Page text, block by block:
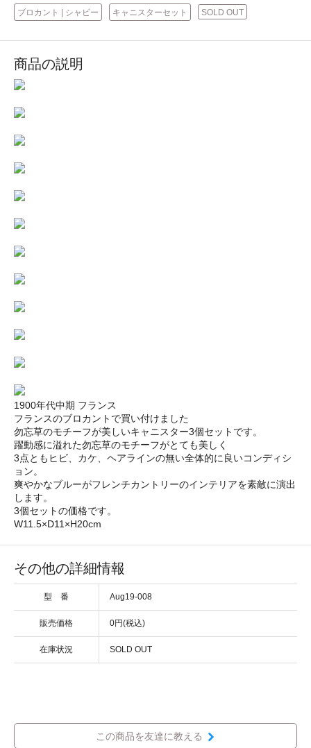
ブロカント | シャビー キャニスターセット SOLD OUT
商品の説明
1900年代中期 フランス
フランスのブロカントで買い付けました
勿忘草のモチーフが美しいキャニスター3個セットです。
躍動感に溢れた勿忘草のモチーフがとても美しく
3点ともヒビ、カケ、ヘアラインの無い全体的に良いコンディシ
ョン。
爽やかなブルーがフレンチカントリーのインテリアを素敵に演出
します。
3個セットの価格です。
W11.5×D11×H20cm
その他の詳細情報
型 番 Aug19-008
販売価格 0円(税込)
在庫状況 SOLD OUT
この商品を友達に教える